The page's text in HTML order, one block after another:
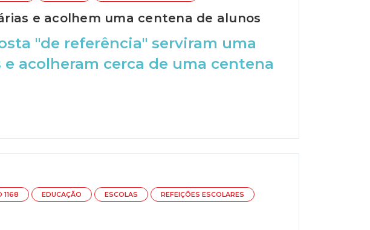
e acolhem uma centena de alunos
"de referência" serviram uma
acolheram cerca de uma centena
1168 EDUCAÇÃO ESCOLAS REFEIÇÕES ESCOLARES